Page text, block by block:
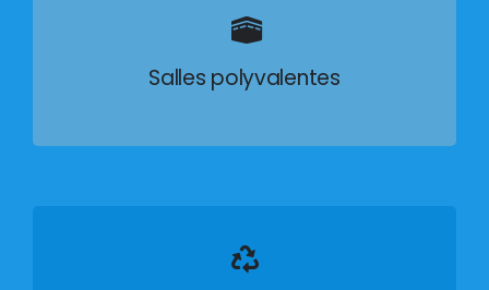
Salles polyvalentes